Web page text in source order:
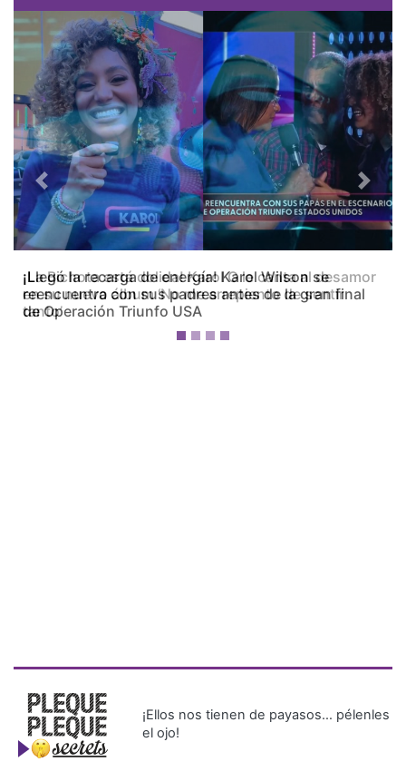
¡La Bichota está dolida! Karol G le canta al desamor
en su nuevo álbum ‘No me arrepiento de sentir
tanto’
Previous Next
¡Ellos nos tienen de payasos… pélenles
el ojo!